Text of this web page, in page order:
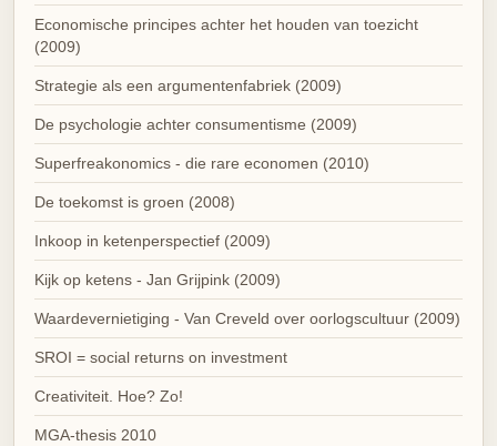
Economische principes achter het houden van toezicht
(2009)
Strategie als een argumentenfabriek (2009)
De psychologie achter consumentisme (2009)
Superfreakonomics - die rare economen (2010)
De toekomst is groen (2008)
Inkoop in ketenperspectief (2009)
Kijk op ketens - Jan Grijpink (2009)
Waardevernietiging - Van Creveld over oorlogscultuur (2009)
SROI = social returns on investment
Creativiteit. Hoe? Zo!
MGA-thesis 2010